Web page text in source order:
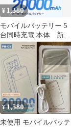
¥ 1,380
モバイルバッテリー 5
台同時充電 本体 新品
未使用
¥1,580
未使用 モバイルバッテ